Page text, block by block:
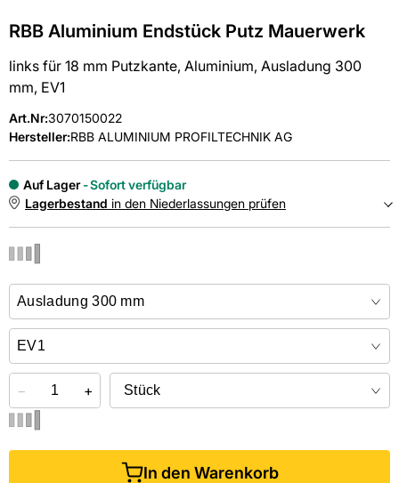
RBB Aluminium Endstück Putz Mauerwerk
links für 18 mm Putzkante, Aluminium, Ausladung 300
mm, EV1
Art.Nr:3070150022
Hersteller:RBB ALUMINIUM PROFILTECHNIK AG
Auf Lager
Sofort verfügbar
Lagerbestand in den Niederlassungen prüfen
Online kaufen &kostenlos
− +
In den Warenkorb